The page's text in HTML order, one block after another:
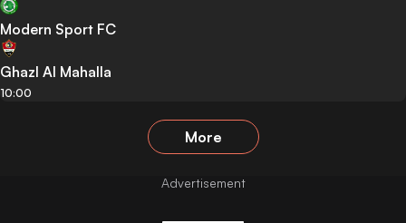
Modern Sport FC
Ghazl Al Mahalla
10:00
More